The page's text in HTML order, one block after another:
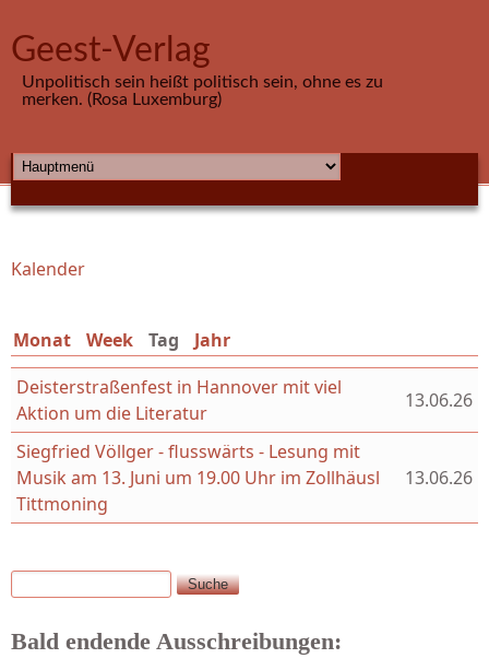
Geest-Verlag
Unpolitisch sein heißt politisch sein, ohne es zu
merken. (Rosa Luxemburg)
HAUPTMENÜ
Sie sind hier
Kalender
Monat Week Tag (aktiver Reiter)
Jahr
Deisterstraßenfest in Hannover mit viel
Aktion um die Literatur
13.06.26
Siegfried Völlger - flusswärts - Lesung mit
Musik am 13. Juni um 19.00 Uhr im Zollhäusl
Tittmoning
13.06.26
Suchformular
Suche
Bald endende Ausschreibungen: